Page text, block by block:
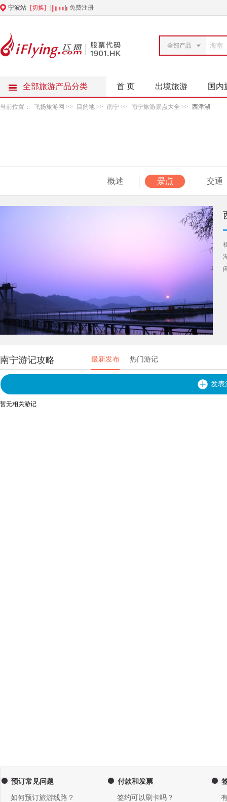
宁波站 [切换] 免费注册
全部产品
全部旅游产品分类 首 页 出境旅游 国内
当前位置： 飞扬旅游网 >> 目的地 >> 南宁 >> 南宁旅游景点大全 >> 西津湖
概述 景点 交通
南宁游记攻略 最新发布 热门游记
发表
暂无相关游记
预订常见问题
如何预订旅游线路？
付款和发票
签约可以刷卡吗？